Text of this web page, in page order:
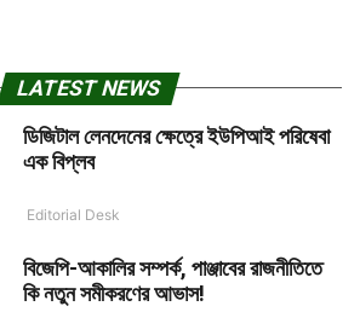
LATEST NEWS
ডিজিটাল লেনদেনের ক্ষেত্রে ইউপিআই পরিষেবা
এক বিপ্লব
Editorial Desk
বিজেপি-আকালির সম্পর্ক, পাঞ্জাবের রাজনীতিতে
কি নতুন সমীকরণের আভাস!